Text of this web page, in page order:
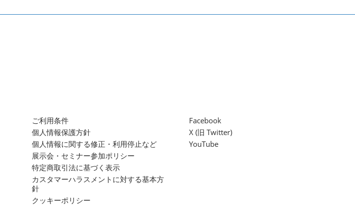
ご利用条件
個人情報保護方針
個人情報に関する修正・利用停止など
展示会・セミナー参加ポリシー
特定商取引法に基づく表示
カスタマーハラスメントに対する基本方
針
クッキーポリシー
Facebook
X (旧 Twitter)
YouTube